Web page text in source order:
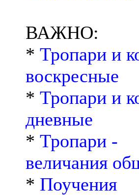
ВАЖНО:
* Тропари и
воскресные
* Тропари и
дневные
* Тропари -
величания
* Поучения